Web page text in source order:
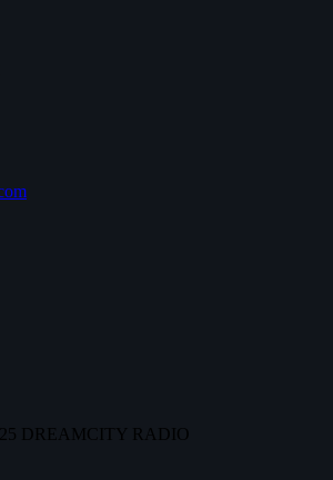
DREAMCITY RADIO